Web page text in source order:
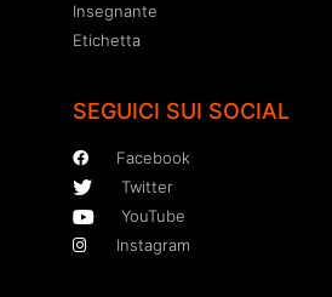
Insegnante
Etichetta
SEGUICI SUI SOCIAL
Facebook
Twitter
YouTube
Instagram